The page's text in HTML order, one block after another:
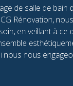
de salle de
Rénovation,
en veillant à
nous